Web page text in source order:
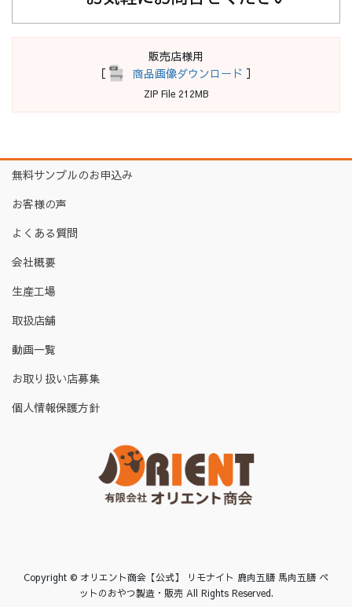
販売店様用
［
商品画像ダウンロード ］
ZIP File 212MB
無料サンプルのお申込み
お客様の声
よくある質問
会社概要
生産工場
取扱店舗
動画一覧
お取り扱い店募集
個人情報保護方針
Copyright © オリエント商会【公式】 リモナイト 鹿肉五膳 馬肉五膳 ペ
ットのおやつ製造・販売 All Rights Reserved.